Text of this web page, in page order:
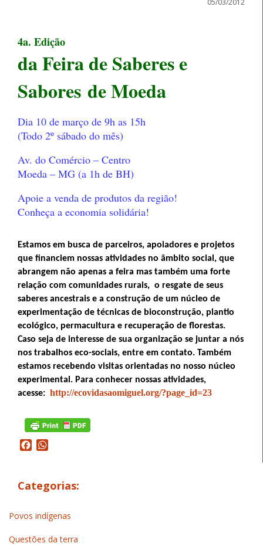
4a. Edição
da Feira de Saberes e
Sabores de Moeda
Dia 10 de março de 9h as 15h
(Todo 2º sábado do mês)
Av. do Comércio – Centro
Moeda – MG (a 1h de BH)
Apoie a venda de produtos da região!
Conheça a economia solidária!
Estamos em busca de parceiros, apoiadores e projetos
que financiem nossas atividades no âmbito social, que
abrangem não apenas a feira mas também uma forte
relação com comunidades rurais, o resgate de seus
saberes ancestrais e a construção de um núcleo de
experimentação de técnicas de bioconstrução, plantio
ecológico, permacultura e recuperação de florestas.
Caso seja de interesse de sua organização se juntar a nós
nos trabalhos eco-sociais, entre em contato. Também
estamos recebendo visitas orientadas no nosso núcleo
experimental. Para conhecer nossas atividades,
acesse: http://ecovidasaomiguel.org/?page_id=23
Facebook
Categorias:
Povos indígenas
Questões da terra